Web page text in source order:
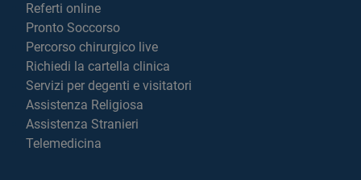
Referti online
Pronto Soccorso
Percorso chirurgico live
Richiedi la cartella clinica
Servizi per degenti e visitatori
Assistenza Religiosa
Assistenza Stranieri
Telemedicina